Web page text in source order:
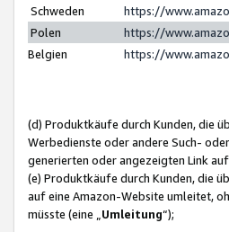
Schweden
https://
Polen
https://
Belgien
https://
(d) Produktkäufe durch Kunden, die
Werbedienste oder andere Such-
generierten oder angezeigten Link
(e) Produktkäufe durch Kunden, die
auf eine Amazon-Website umleitet,
müsste (eine „ Umleitung“);